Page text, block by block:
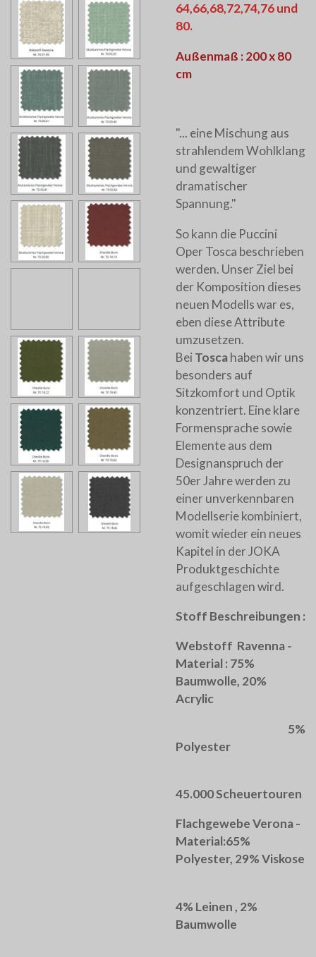
64,66,68,72,74,76 und
80.
Außenmaß : 200 x 80
cm
"... eine Mischung aus
strahlendem Wohlklang
und gewaltiger
dramatischer
Spannung."
So kann die Puccini
Oper Tosca beschrieben
werden. Unser Ziel bei
der Komposition dieses
neuen Modells war es,
eben diese Attribute
umzusetzen.
Bei Toscahaben wir uns
besonders auf
Sitzkomfort und Optik
konzentriert. Eine klare
Formensprache sowie
Elemente aus dem
Designanspruch der
50er Jahre werden zu
einer unverkennbaren
Modellserie kombiniert,
womit wieder ein neues
Kapitel in der JOKA
Produktgeschichte
aufgeschlagen wird.
Stoff Beschreibungen :
Webstoff Ravenna -
Material : 75%
Baumwolle, 20%
Acrylic
5%
Polyester
45.000 Scheuertouren
Flachgewebe Verona -
Material:65%
Polyester, 29% Viskose
4% Leinen , 2%
Baumwolle